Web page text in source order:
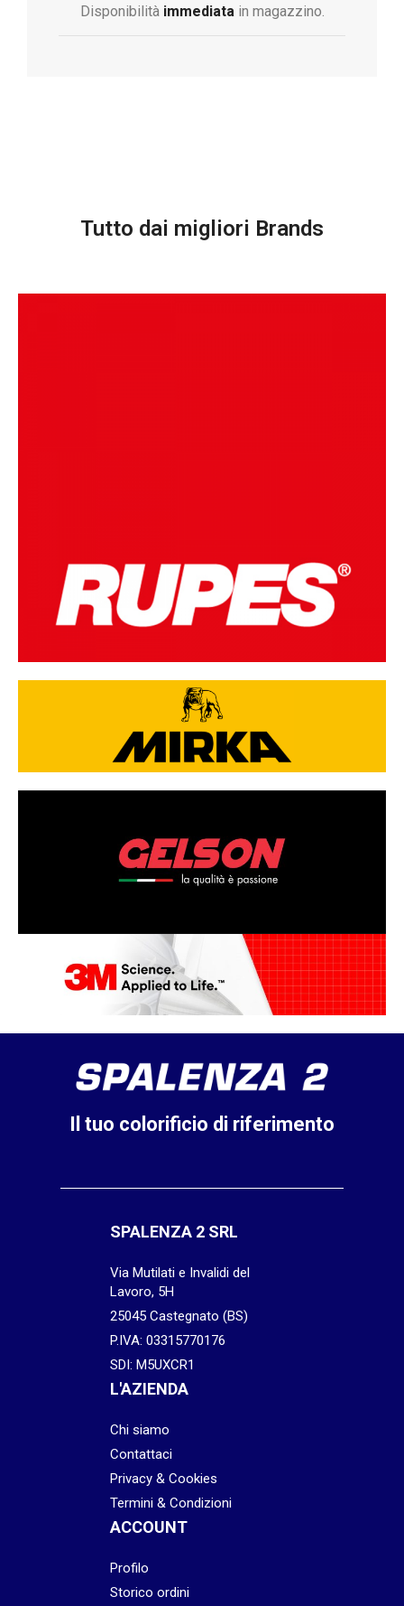
Disponibilità immediatain magazzino.
Tutto dai migliori Brands
Il tuo colorificio di riferimento
SPALENZA 2 SRL
Via Mutilati e Invalidi del
Lavoro, 5H
25045 Castegnato (BS)
P.IVA: 03315770176
SDI: M5UXCR1
L'AZIENDA
Chi siamo
Contattaci
Privacy & Cookies
Termini & Condizioni
ACCOUNT
Profilo
Storico ordini